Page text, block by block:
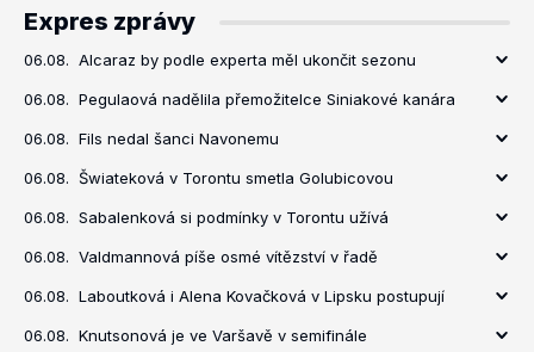
Expres zprávy
06.08. Alcaraz by podle experta měl ukončit sezonu
06.08. Pegulaová nadělila přemožitelce Siniakové kanára
06.08. Fils nedal šanci Navonemu
06.08. Šwiateková v Torontu smetla Golubicovou
06.08. Sabalenková si podmínky v Torontu užívá
06.08. Valdmannová píše osmé vítězství v řadě
06.08. Laboutková i Alena Kovačková v Lipsku postupují
06.08. Knutsonová je ve Varšavě v semifinále